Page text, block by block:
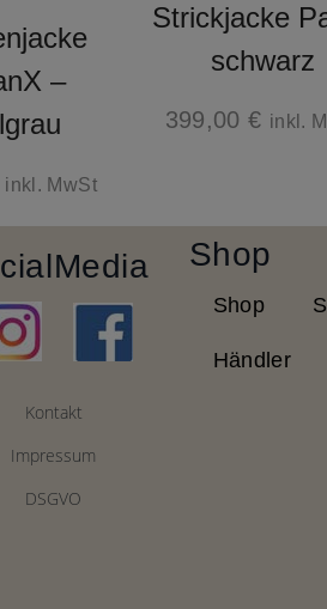
–
inkl. MwSt
Strickjacke
schwarz
399,00€ inkl.
Media
Kontakt
Impressum
DSGVO
Shop
Shop
Händler